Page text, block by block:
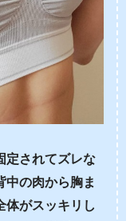
定されてズレな
中の肉から胸ま
体がスッキリし